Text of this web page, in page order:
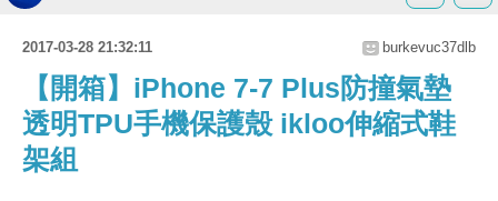
2017-03-28 21:32:11 burkevuc37dlb
【開箱】iPhone 7-7 Plus防撞氣墊
透明TPU手機保護殼 ikloo伸縮式鞋
架組